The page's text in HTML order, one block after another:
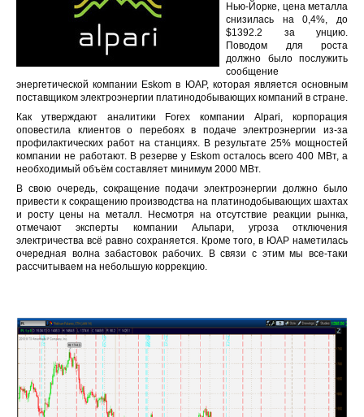
Нью-Йорке, цена металла
снизилась на 0,4%, до
$1392.2 за унцию.
Поводом для роста
должно было послужить
сообщение
энергетической компании Eskom в ЮАР, которая является основным
поставщиком электроэнергии платинодобывающих компаний в стране.
Как утверждают аналитики Forex компании Alpari, корпорация
оповестила клиентов о перебоях в подаче электроэнергии из-за
профилактических работ на станциях. В результате 25% мощностей
компании не работают. В резерве у Eskom осталось всего 400 МВт, а
необходимый объём составляет минимум 2000 МВт.
В свою очередь, сокращение подачи электроэнергии должно было
привести к сокращению производства на платинодобывающих шахтах
и росту цены на металл. Несмотря на отсутствие реакции рынка,
отмечают эксперты компании Альпари, угроза отключения
электричества всё равно сохраняется. Кроме того, в ЮАР наметилась
очередная волна забастовок рабочих. В связи с этим мы все-таки
рассчитываем на небольшую коррекцию.